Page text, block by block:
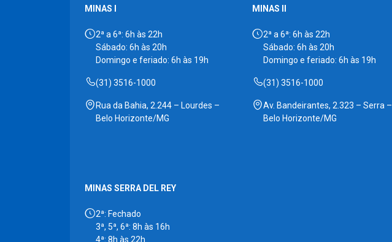
MINAS I
2ª a 6ª: 6h às 22h
Sábado: 6h às 20h
Domingo e feriado: 6h às 19h
(31) 3516-1000
Rua da Bahia, 2.244 – Lourdes –
Belo Horizonte/MG
MINAS II
2ª a 6ª: 6h às 22h
Sábado: 6h às 20h
Domingo e feriado: 6h às 19h
(31) 3516-1000
Av. Bandeirantes, 2.323 – Serra –
Belo Horizonte/MG
MINAS SERRA DEL REY
2ª: Fechado
3ª, 5ª, 6ª: 8h às 16h
4ª: 8h às 22h